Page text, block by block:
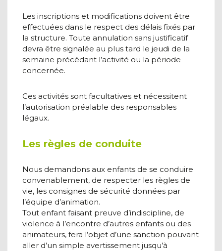
Les inscriptions et modifications doivent être
effectuées dans le respect des délais fixés par
la structure. Toute annulation sans justificatif
devra être signalée au plus tard le jeudi de la
semaine précédant l’activité ou la période
concernée.
Ces activités sont facultatives et nécessitent
l’autorisation préalable des responsables
légaux.
Les règles de conduite
Nous demandons aux enfants de se conduire
convenablement, de respecter les règles de
vie, les consignes de sécurité données par
l’équipe d’animation.
Tout enfant faisant preuve d’indiscipline, de
violence à l’encontre d’autres enfants ou des
animateurs, fera l’objet d’une sanction pouvant
aller d’un simple avertissement jusqu’à